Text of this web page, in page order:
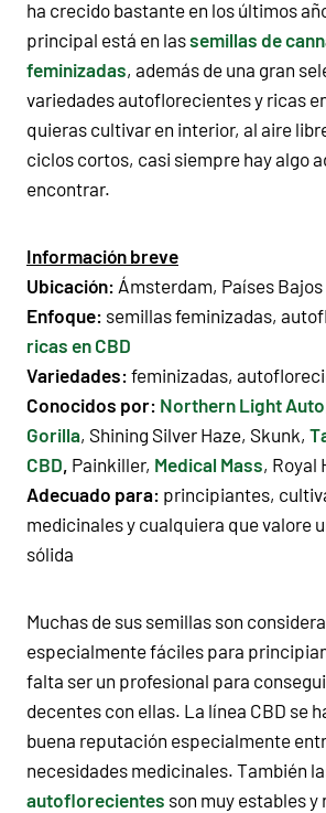
ha crecido bastante en los últimos
principal está en lassemillas de
feminizadas, además de una gran
variedades autoflorecientes y ricas
quieras cultivar en interior, al aire
ciclos cortos, casi siempre hay algo
encontrar.
Información breve
Ubicación: Ámsterdam, Países Bajos
Enfoque: semillas feminizadas,
ricas en CBD
Variedades: feminizadas,
Conocidos por: Northern Light Auto
Gorilla, Shining Silver Haze, Skunk,
CBD Painkiller, Medical Mass, Royal
Adecuado para: principiantes,
medicinales y cualquiera que valore
sólida
Muchas de sus semillas son
especialmente fáciles para
falta ser un profesional para
decentes con ellas. La línea CBD se
buena reputación especialmente
necesidades medicinales. También
autoflorecientes son muy estables